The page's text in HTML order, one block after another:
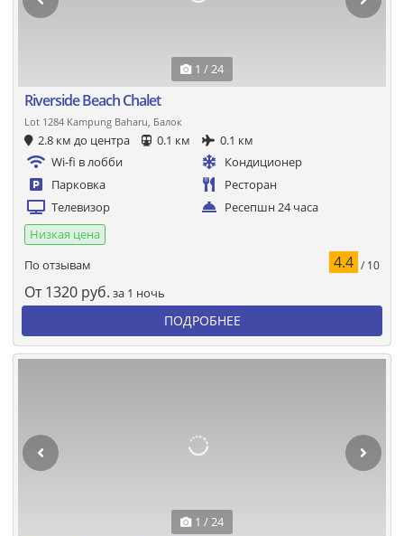
1 / 24
Riverside Beach Chalet
Lot 1284 Kampung Baharu, Балок
2.8 км до центра 0.1 км
0.1 км
Wi-fi в лобби
Кондиционер
Парковка
Ресторан
Телевизор
Ресепшн 24 часа
Низкая цена
По отзывам
4.4 / 10
От 1320 руб. за 1 ночь
ПОДРОБНЕЕ
1 / 24